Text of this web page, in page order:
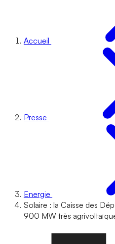
Accueil
Presse
Energie
Solaire : la Caisse des
900 MW très